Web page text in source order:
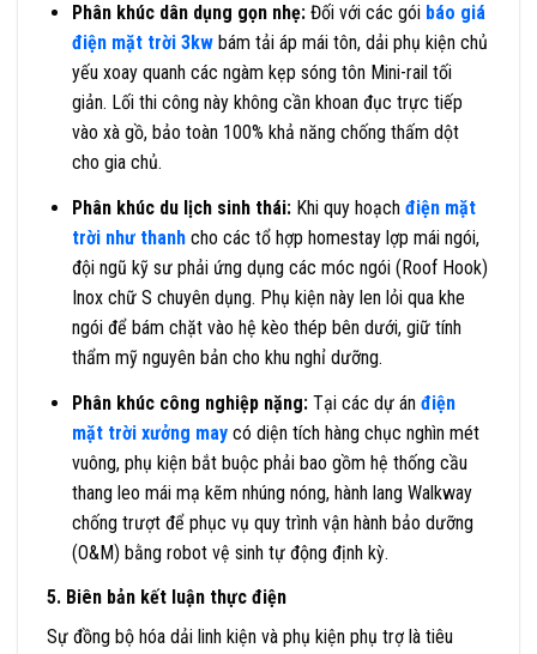
Phân khúc dân dụng gọn nhẹ:Đối với các gói báo giá
điện mặt trời 3kwbám tải áp mái tôn, dải phụ kiện chủ
yếu xoay quanh các ngàm kẹp sóng tôn Mini-rail tối
giản. Lối thi công này không cần khoan đục trực tiếp
vào xà gồ, bảo toàn 100% khả năng chống thấm dột
cho gia chủ.
Phân khúc du lịch sinh thái:Khi quy hoạch điện mặt
trời như thanhcho các tổ hợp homestay lợp mái ngói,
đội ngũ kỹ sư phải ứng dụng các móc ngói (Roof Hook)
Inox chữ S chuyên dụng. Phụ kiện này len lỏi qua khe
ngói để bám chặt vào hệ kèo thép bên dưới, giữ tính
thẩm mỹ nguyên bản cho khu nghỉ dưỡng.
Phân khúc công nghiệp nặng:Tại các dự án điện
mặt trời xưởng maycó diện tích hàng chục nghìn mét
vuông, phụ kiện bắt buộc phải bao gồm hệ thống cầu
thang leo mái mạ kẽm nhúng nóng, hành lang Walkway
chống trượt để phục vụ quy trình vận hành bảo dưỡng
(O&M) bằng robot vệ sinh tự động định kỳ.
5. Biên bản kết luận thực điện
Sự đồng bộ hóa dải linh kiện và phụ kiện phụ trợ là tiêu